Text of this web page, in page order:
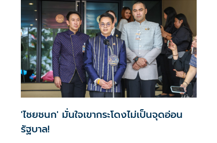
'ไชยชนก' มั่นใจเขากระโดงไม่เป็นจุดอ่อน
รัฐบาล!